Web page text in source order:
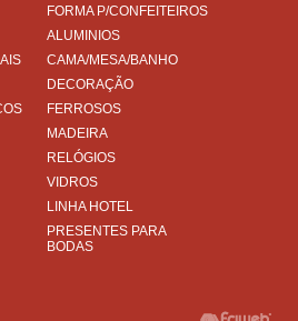
FORMA P/CONFEITEIROS
ALUMINIOS
CAMA/MESA/BANHO
DECORAÇÃO
FERROSOS
MADEIRA
RELÓGIOS
VIDROS
LINHA HOTEL
PRESENTES PARA
BODAS